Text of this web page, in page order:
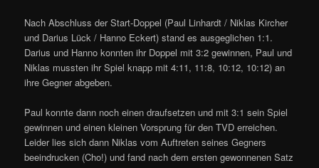
Nach Abschluss der Start-Doppel (Paul Linhardt / Niklas Kircher
und Darius Lück / Hanno Eckert) stand es ausgeglichen 1:1.
Darius und Hanno konnten ihr Doppel mit 3:2 gewinnen, Paul und
Niklas mussten ihr Spiel knapp mit 4:11, 11:8, 10:12, 10:12) an
ihre Gegner abgeben.
Paul konnte dann noch einen draufsetzen und mit 3:1 sein Spiel
gewinnen und einen kleinen Vorsprung für den TVD erreichen.
Leider lies sich dann Niklas vom Auftreten seines Gegners
beeindrucken (Cho!) und fand nach dem ersten gewonnenen Satz